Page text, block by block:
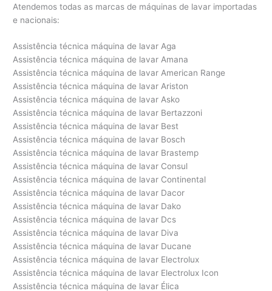
Atendemos todas as marcas de máquinas de lavar importadas
e nacionais:
Assistência técnica máquina de lavar Aga
Assistência técnica máquina de lavar Amana
Assistência técnica máquina de lavar American Range
Assistência técnica máquina de lavar Ariston
Assistência técnica máquina de lavar Asko
Assistência técnica máquina de lavar Bertazzoni
Assistência técnica máquina de lavar Best
Assistência técnica máquina de lavar Bosch
Assistência técnica máquina de lavar Brastemp
Assistência técnica máquina de lavar Consul
Assistência técnica máquina de lavar Continental
Assistência técnica máquina de lavar Dacor
Assistência técnica máquina de lavar Dako
Assistência técnica máquina de lavar Dcs
Assistência técnica máquina de lavar Diva
Assistência técnica máquina de lavar Ducane
Assistência técnica máquina de lavar Electrolux
Assistência técnica máquina de lavar Electrolux Icon
Assistência técnica máquina de lavar Élica